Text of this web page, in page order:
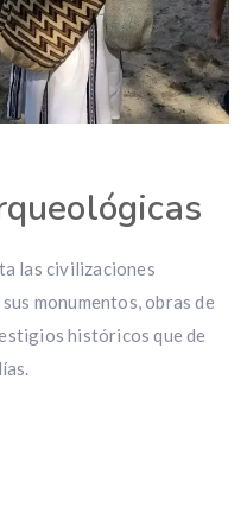
las civilizaciones
monumentos, obras de
históricos que de